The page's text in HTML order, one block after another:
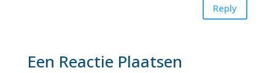
Reply
Een Reactie Plaatsen